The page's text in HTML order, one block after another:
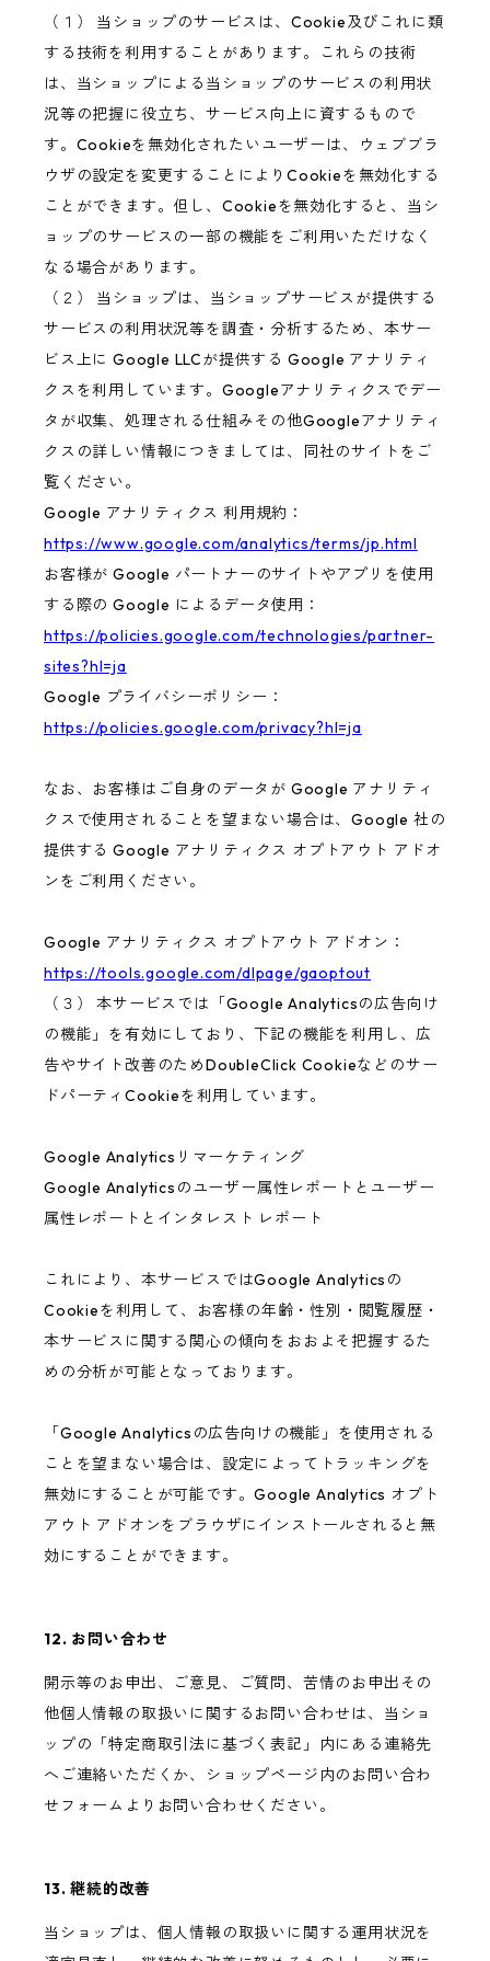
（１） 当ショップのサービスは、Cookie及びこれに類
する技術を利用することがあります。これらの技術
は、当ショップによる当ショップのサービスの利用状
況等の把握に役立ち、サービス向上に資するもので
す。Cookieを無効化されたいユーザーは、ウェブブラ
ウザの設定を変更することによりCookieを無効化する
ことができます。但し、Cookieを無効化すると、当シ
ョップのサービスの一部の機能をご利用いただけなく
なる場合があります。
（２） 当ショップは、当ショップサービスが提供する
サービスの利用状況等を調査・分析するため、本サー
ビス上に Google LLCが提供する Google アナリティ
クスを利用しています。Googleアナリティクスでデー
タが収集、処理される仕組みその他Googleアナリティ
クスの詳しい情報につきましては、同社のサイトをご
覧ください。
Google アナリティクス 利用規約：
https://www.google.com/analytics/terms/jp.html
お客様が Google パートナーのサイトやアプリを使用
する際の Google によるデータ使用：
https://policies.google.com/technologies/partner-
sites?hl=ja
Google プライバシーポリシー：
https://policies.google.com/privacy?hl=ja
なお、お客様はご自身のデータが Google アナリティ
クスで使用されることを望まない場合は、Google 社の
提供する Google アナリティクス オプトアウト アドオ
ンをご利用ください。
Google アナリティクス オプトアウト アドオン：
https://tools.google.com/dlpage/gaoptout
（３） 本サービスでは「Google Analyticsの広告向け
の機能」を有効にしており、下記の機能を利用し、広
告やサイト改善のためDoubleClick Cookieなどのサー
ドパーティCookieを利用しています。
Google Analyticsリマーケティング
Google Analyticsのユーザー属性レポートとユーザー
属性レポートとインタレスト レポート
これにより、本サービスではGoogle Analyticsの
Cookieを利用して、お客様の年齢・性別・閲覧履歴・
本サービスに関する関心の傾向をおおよそ把握するた
めの分析が可能となっております。
「Google Analyticsの広告向けの機能」を使用される
ことを望まない場合は、設定によってトラッキングを
無効にすることが可能です。Google Analytics オプト
アウト アドオンをブラウザにインストールされると無
効にすることができます。
12. お問い合わせ
開示等のお申出、ご意見、ご質問、苦情のお申出その
他個人情報の取扱いに関するお問い合わせは、当ショ
ップの「特定商取引法に基づく表記」内にある連絡先
へご連絡いただくか、ショップページ内のお問い合わ
せフォームよりお問い合わせください。
13. 継続的改善
当ショップは、個人情報の取扱いに関する運用状況を